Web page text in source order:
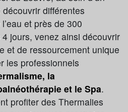
différentes
et près de 300
jours, venez ainsi découvrir
et de ressourcement unique
les professionnels
la
et le Spa.
profiter des Thermalies